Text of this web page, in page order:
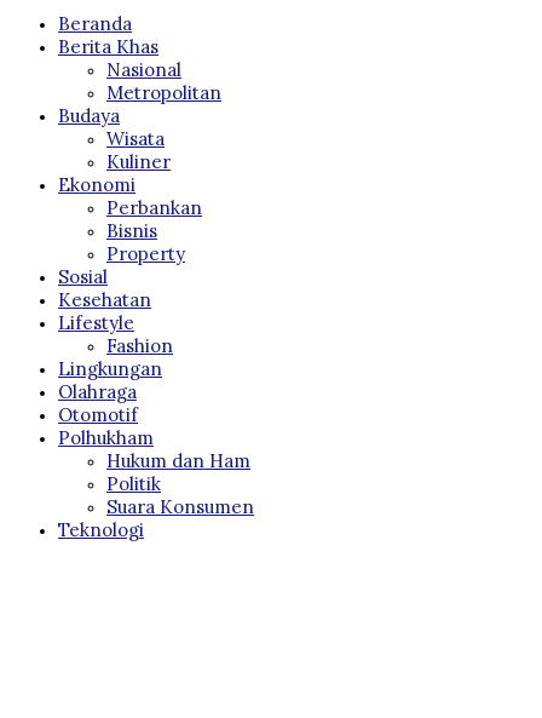
Perbankan
Bisnis
Property
Sosial
Kesehatan
Lifestyle
Fashion
Lingkungan
Olahraga
Otomotif
Polhukham
Hukum dan Ham
Politik
Suara Konsumen
Teknologi